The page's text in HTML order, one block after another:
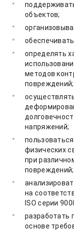
объектов;
определять
методов
повреждений;
напряжений;
физических
при
повреждений;
на
ISO серии
разработать
основе